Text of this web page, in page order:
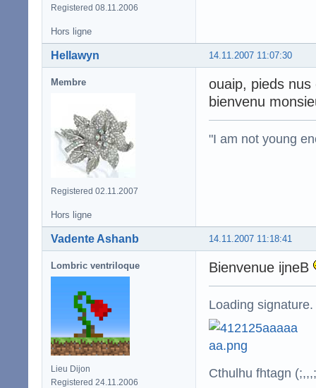
Registered 08.11.2006
Hors ligne
14.11.2007 11:07:30
Hellawyn
Membre
Registered 02.11.2007
ouaip, pieds
bienvenu
"I am not young
Hors ligne
14.11.2007 11:18:41
Vadente Ashanb
Lombric ventriloque
Lieu Dijon
Registered 24.11.2006
Bienvenue ijneB
Loading signature.
Cthulhu fhtagn